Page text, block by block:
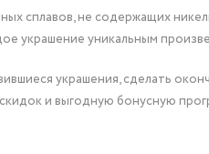
сплавов, не содержащих
украшение уникальным
украшения, сделать
и выгодную бонусную